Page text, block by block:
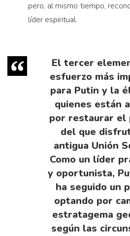
pero, al mismo tiempo,
líder espiritual.
El tercer
esfuerzo más
para Putin y la
quienes están
por restaurar el
del que
antigua Unión
Como un líder
y oportunista,
ha seguido un
optando por
estratagema
según las